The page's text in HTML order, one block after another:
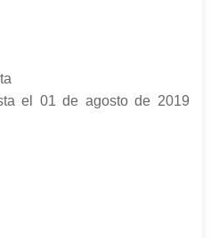
el 01 de agosto de 2019